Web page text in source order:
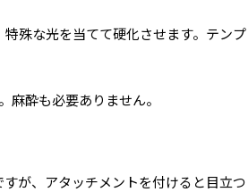
殊な光を当てて硬化させます。テンプ
麻酔も必要ありません。
が、アタッチメントを付けると目立つ